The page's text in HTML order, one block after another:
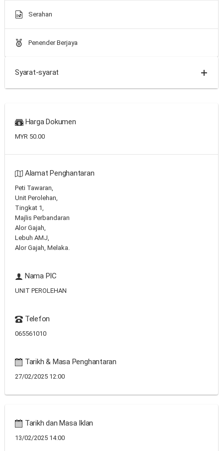
Serahan
Penender Berjaya
Syarat-syarat
Harga Dokumen
MYR 50.00
Alamat Penghantaran
Peti Tawaran,
Unit Perolehan,
Tingkat 1,
Majlis Perbandaran
Alor Gajah,
Lebuh AMJ,
Alor Gajah, Melaka.
Nama PIC
UNIT PEROLEHAN
Telefon
065561010
Tarikh & Masa Penghantaran
27/02/2025 12:00
Tarikh dan Masa Iklan
13/02/2025 14:00